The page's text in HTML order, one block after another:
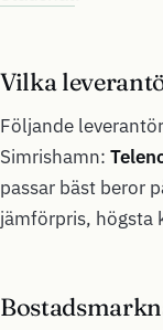
Vilka
Följande
Simrishamn:
passar bäst beror
jämförpris, högsta